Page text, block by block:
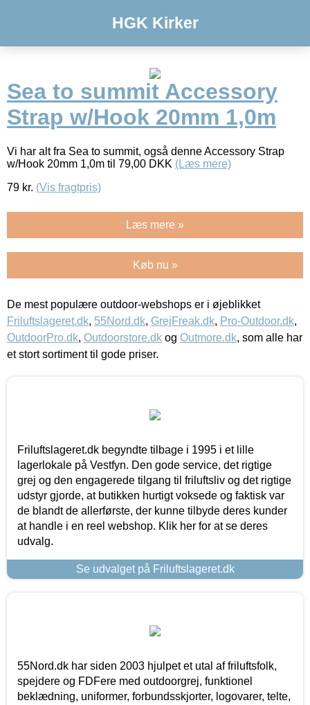
HGK Kirker
Sea to summit Accessory
Strap w/Hook 20mm 1,0m
Vi har alt fra Sea to summit, også denne Accessory Strap
w/Hook 20mm 1,0m til 79,00 DKK (Læs mere)
79 kr. (Vis fragtpris)
Læs mere »
Køb nu »
De mest populære outdoor-webshops er i øjeblikket
Friluftslageret.dk, 55Nord.dk, GrejFreak.dk, Pro-Outdoor.dk,
OutdoorPro.dk, Outdoorstore.dk og Outmore.dk, som alle har
et stort sortiment til gode priser.
Friluftslageret.dk begyndte tilbage i 1995 i et lille
lagerlokale på Vestfyn. Den gode service, det rigtige
grej og den engagerede tilgang til friluftsliv og det rigtige
udstyr gjorde, at butikken hurtigt voksede og faktisk var
de blandt de allerførste, der kunne tilbyde deres kunder
at handle i en reel webshop. Klik her for at se deres
udvalg.
Se udvalget på Friluftslageret.dk
55Nord.dk har siden 2003 hjulpet et utal af friluftsfolk,
spejdere og FDFere med outdoorgrej, funktionel
beklædning, uniformer, forbundsskjorter, logovarer, telte,